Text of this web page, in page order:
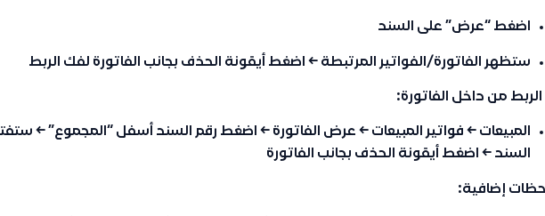
اضغط “عرض” على السند
ستظهر الفاتورة/الفواتير المرتبطة ← اضغط أيقونة الحذف بجانب الفاتورة لفك الربط
من داخل الفاتورة:
المبيعات ← فواتير المبيعات ← عرض الفاتورة ← اضغط رقم السند أسفل “المجموع” ←
السند ← اضغط أيقونة الحذف بجانب الفاتورة
إضافية: